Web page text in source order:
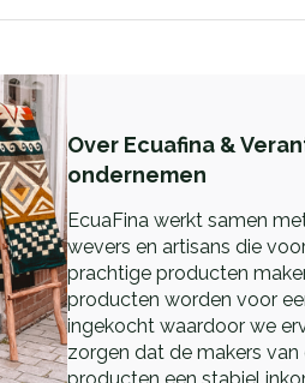
Over Ecuafina &
ondernemen
EcuaFina werkt samen
wevers en artisans die
prachtige producten
producten worden voor
ingekocht waardoor we
zorgen dat de makers van